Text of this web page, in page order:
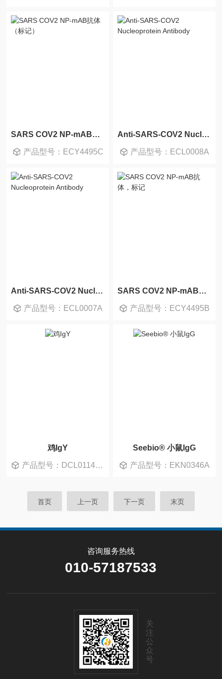
SARS COV2 NP-mAB抗体（标记）
产品型号：ECY4495C
Anti-SARS-COV2 Nucleoprotein Antibody
产品型号：ECL0008A
Anti-SARS-COV2 Nucleoprotein Antibody
产品型号：ECL0007A
SARS COV2 NP-mAB抗体，标记
产品型号：ECY4495B
鸡IgY
产品型号：DCL0114B-5mg/DCL0114B-25m
Seebio® 小鼠IgG
产品型号：EKN0346A
首页 上一页 下一页 末页
咨询服务热线
010-57187533
关
注
公
众
号